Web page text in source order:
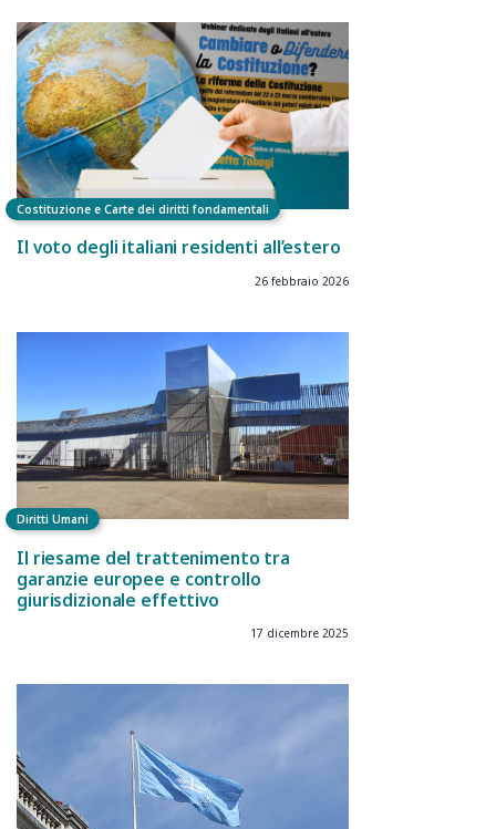
Costituzione e Carte dei diritti fondamentali
Il voto degli italiani residenti all’estero
26 febbraio 2026
Diritti Umani
Il riesame del trattenimento tra
garanzie europee e controllo
giurisdizionale effettivo
17 dicembre 2025